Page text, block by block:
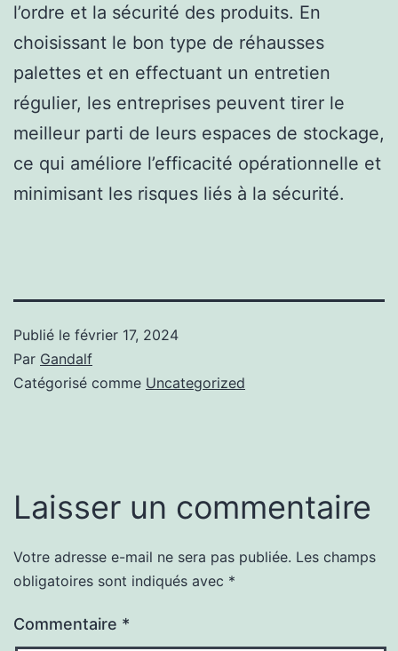
l’ordre et la sécurité des produits. En
choisissant le bon type de réhausses
palettes et en effectuant un entretien
régulier, les entreprises peuvent tirer le
meilleur parti de leurs espaces de stockage,
ce qui améliore l’efficacité opérationnelle et
minimisant les risques liés à la sécurité.
Publié le février 17, 2024
Par Gandalf
Catégorisé comme Uncategorized
Laisser un commentaire
Votre adresse e-mail ne sera pas publiée. Les champs
obligatoires sont indiqués avec *
Commentaire *